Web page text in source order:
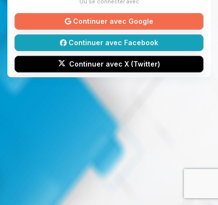
Ou se connecter avec
Continuer avec Google
Continuer avec Facebook
Continuer avec X (Twitter)